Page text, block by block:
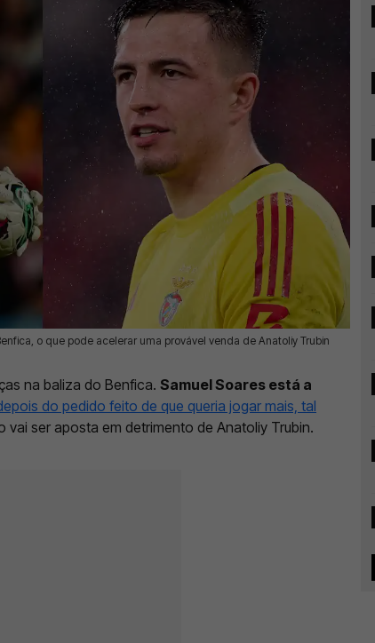
o que pode acelerar uma provável venda de Anatoliy Trubin
na baliza do Benfica. Samuel Soares está a
do pedido feito de que queria jogar mais, tal
vai ser aposta em detrimento de Anatoliy Trubin.